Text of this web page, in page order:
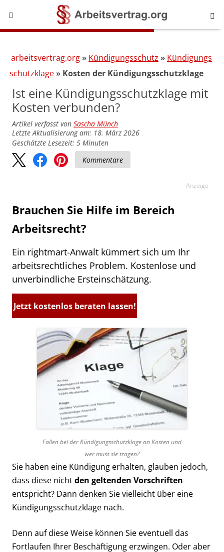
arbeitsvertrag.org Kündigungsschutz
Kündigungs
schutzklage
Kosten der Kündigungsschutzklage
Ist eine Kündigungsschutzklage mit
Kosten verbunden?
Artikel verfasst von Sascha Münch
Letzte Aktualisierung am: 18. März 2026
Geschätzte Lesezeit: 5 Minuten
Kommentare
Brauchen Sie Hilfe im Bereich
Arbeitsrecht?
Ein rightmart-Anwalt kümmert sich um Ihr
arbeitsrechtliches Problem. Kostenlose und
unverbindliche Ersteinschätzung.
Jetzt kostenlos beraten lassen!
Fallen bei der Kündigungsschutzklage an Kosten und
wer muss sie tragen?
Sie haben eine Kündigung erhalten, glauben jedoch,
dass diese nichtden geltenden Vorschriften
entspricht? Dann denken Sie vielleicht über eine
Kündigungsschutzklage nach.
Denn auf diese Weise können Sie eventuell das
Fortlaufen Ihrer Beschäftigung erzwingen. Oder aber